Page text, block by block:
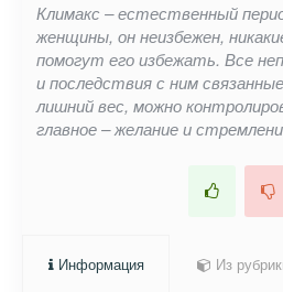
Климакс – естественный
женщины, он неизбежен,
помогут его избежать. Все
и последствия с ним
лишний вес, можно
главное – желание и
Информация Из